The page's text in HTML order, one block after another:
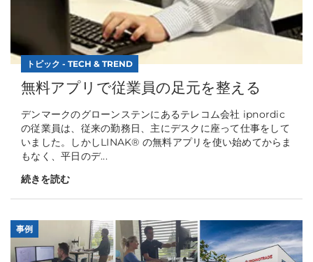
トピック - TECH & TREND
無料アプリで従業員の足元を整える
デンマークのグローンステンにあるテレコム会社 ipnordic
の従業員は、従来の勤務日、主にデスクに座って仕事をして
いました。しかしLINAK® の無料アプリを使い始めてからま
もなく、平日のデ...
続きを読む
事例